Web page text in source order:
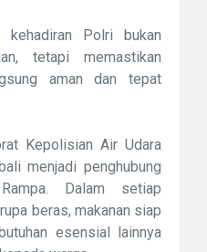
kehadiran Polri bukan
tetapi memastikan
aman dan tepat
Kepolisian Air Udara
menjadi penghubung
Dalam setiap
beras, makanan siap
esensial lainnya